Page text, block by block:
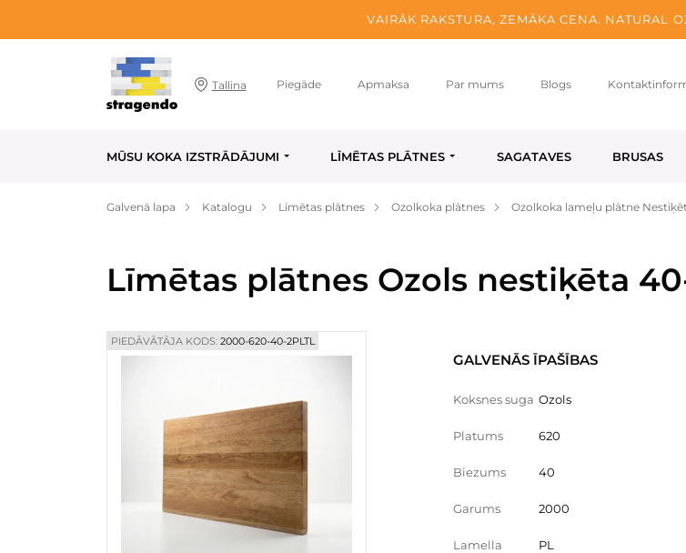
VAIRĀK RAKSTURA, ZEMĀKA CENA. NATURAL
Tallina Piegāde Apmaksa Par mums Blogs
MŪSU KOKA IZSTRĀDĀJUMI LĪMĒTAS PLĀTNES SAGATAVES BRUSAS
Galvenā lapa Katalogu Līmētas plātnes Ozolkoka plātnes Ozolkoka lameļu plātne
Līmētas plātnes Ozols nestiķēta
PIEDĀVĀTĀJA KODS: 2000-620-40-2PLTL
GALVENĀS ĪPAŠĪBAS
Koksnes suga Ozols
Platums 620
Biezums 40
Garums 2000
Lamella PL